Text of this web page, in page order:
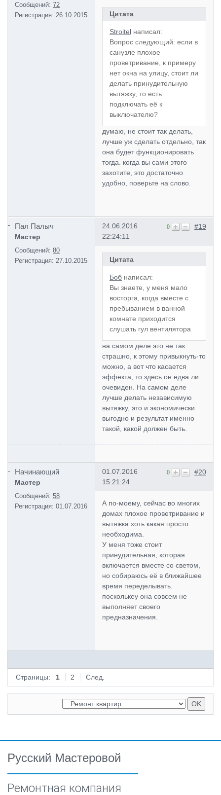
Сообщений: 72
Регистрация: 26.10.2015 Цитата
Stroitel написал:
Вопрос следующий: если в
санузле плохое
проветривание, к примеру
нет окна на улицу, стоит ли
делать принудительную
вытяжку, то есть
подключать её к
выключателю?
думаю, не стоит так делать,
лучше уж сделать отдельно, так
она будет функционировать
тогда. когда вы сами этого
захотите, это достаточно
удобно, поверьте на слово.
Пал Палыч
Мастер
Сообщений: 80
Регистрация: 27.10.2015
#19
0
24.06.2016
22:24:11
Цитата
Боб написал:
Вы знаете, у меня мало
восторга, когда вместе с
пребыванием в ванной
комнате приходится
слушать гул вентилятора
на самом деле это не так
страшно, к этому привыкнуть-то
можно, а вот что касается
эффекта, то здесь он едва ли
очевиден. На самом деле
лучше делать независимую
вытяжку, это и экономически
выгодно и результат именно
такой, какой должен быть.
Начинающий
Мастер
Сообщений: 58
Регистрация: 01.07.2016
#20
0
01.07.2016
15:21:24
А по-моему, сейчас во многих
домах плохое проветривание и
вытяжка хоть какая просто
необходима.
У меня тоже стоит
принудительная, которая
включается вместе со светом,
но собираюсь её в ближайшее
время переделывать.
посколькеу она совсем не
выполняет своего
предназначения.
Страницы: 1 2 След.
Русский Мастеровой
Ремонтная компания